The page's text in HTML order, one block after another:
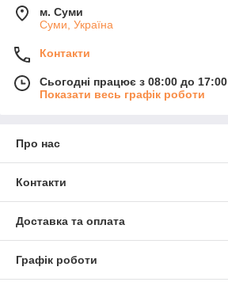
м. Суми
Суми, Україна
Контакти
Сьогодні працює з 08:00 до 17:00
Показати весь графік роботи
Про нас
Контакти
Доставка та оплата
Графік роботи